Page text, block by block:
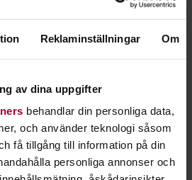
Reklaminställningar Om
av dina uppgifter
behandlar din personliga data,
och använder teknologi såsom
få tillgång till information på din
personliga annonser och
. Den utgår från boken
dig mot sexuellt våld genom
. Där diskuterar vi
den kan spridas.